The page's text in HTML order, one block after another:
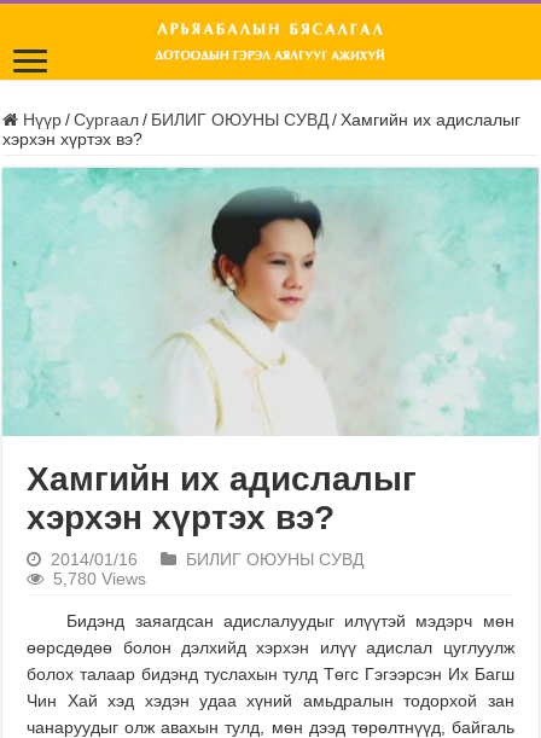
Нүүр / Сургаал / БИЛИГ ОЮУНЫ СУВД / Хамгийн их адислалыг
хэрхэн хүртэх вэ?
Хамгийн их адислалыг
хэрхэн хүртэх вэ?
2014/01/16
БИЛИГ ОЮУНЫ СУВД
5,780 Views
Бидэнд заяагдсан адислалуудыг илүүтэй мэдэрч мөн
өөрсдөдөө болон дэлхийд хэрхэн илүү адислал цуглуулж
болох талаар бидэнд туслахын тулд Төгс Гэгээрсэн Их Багш
Чин Хай хэд хэдэн удаа хүний амьдралын тодорхой зан
чанаруудыг олж авахын тулд, мөн дээд төрөлтнүүд, байгаль